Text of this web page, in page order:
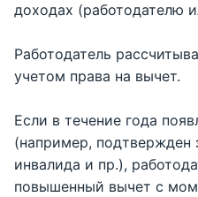
доходах (работодателю
Работодатель
учетом права на вычет.
Если в течение года
(например, подтвержден
инвалида и пр.),
повышенный вычет с